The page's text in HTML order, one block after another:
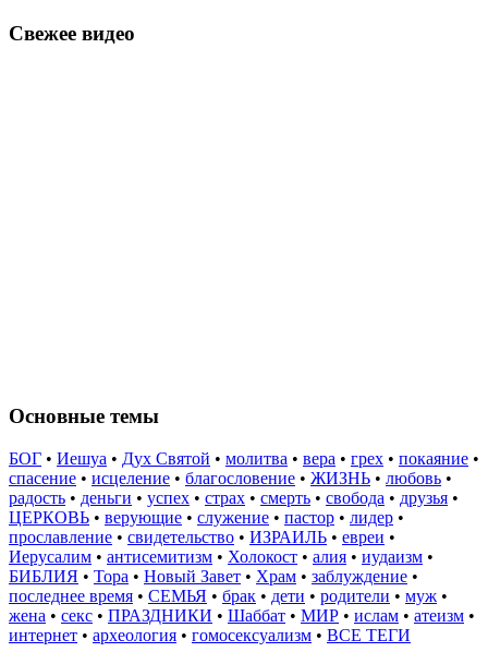
Свежее видео
Основные темы
БОГ • Иешуа • Дух Святой • молитва • вера • грех • покаяние •
спасение • исцеление • благословение • ЖИЗНЬ • любовь •
радость • деньги • успех • страх • смерть • свобода • друзья •
ЦЕРКОВЬ • верующие • служение • пастор • лидер •
прославление • свидетельство • ИЗРАИЛЬ • евреи •
Иерусалим • антисемитизм • Холокост • алия • иудаизм •
БИБЛИЯ • Тора • Новый Завет • Храм • заблуждение •
последнее время • СЕМЬЯ • брак • дети • родители • муж •
жена • секс • ПРАЗДНИКИ • Шаббат • МИР • ислам • атеизм •
интернет • археология • гомосексуализм • ВСЕ ТЕГИ